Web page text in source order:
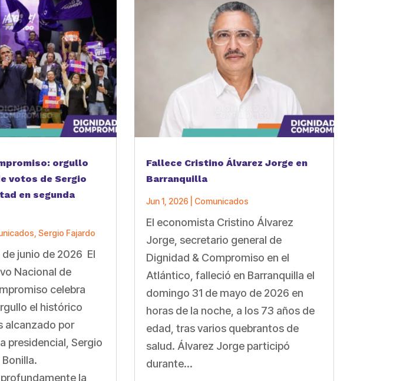
orgullo
votos de Sergio
en segunda
Sergio Fajardo
junio de 2026 El
Nacional de
celebra
el histórico
alcanzado por
presidencial, Sergio
la
Fallece Cristino Álvarez Jorge en
Barranquilla
Jun 1, 2026 Comunicados
El economista Cristino Álvarez
Jorge, secretario general de
Dignidad & Compromiso en el
Atlántico, falleció en Barranquilla el
domingo 31 de mayo de 2026 en
horas de la noche, a los 73 años de
edad, tras varios quebrantos de
salud. Álvarez Jorge participó
durante...